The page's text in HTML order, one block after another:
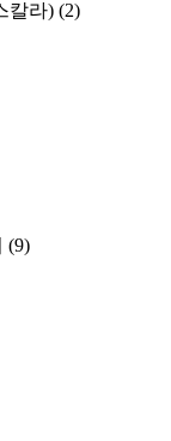
칼라) (2)
(9)